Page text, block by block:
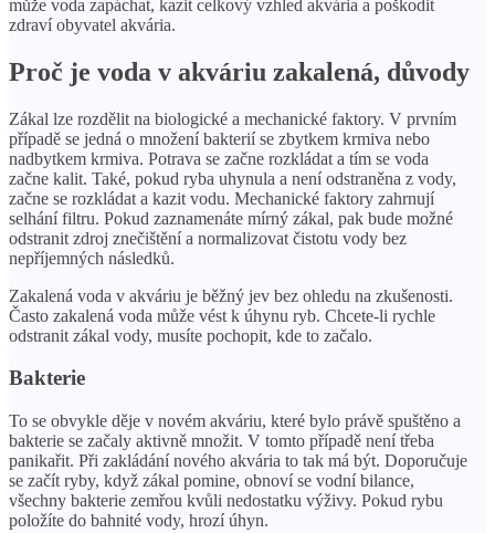
může voda zapáchat, kazit celkový vzhled akvária a poškodit
zdraví obyvatel akvária.
Proč je voda v akváriu zakalená, důvody
Zákal lze rozdělit na biologické a mechanické faktory. V prvním
případě se jedná o množení bakterií se zbytkem krmiva nebo
nadbytkem krmiva. Potrava se začne rozkládat a tím se voda
začne kalit. Také, pokud ryba uhynula a není odstraněna z vody,
začne se rozkládat a kazit vodu. Mechanické faktory zahrnují
selhání filtru. Pokud zaznamenáte mírný zákal, pak bude možné
odstranit zdroj znečištění a normalizovat čistotu vody bez
nepříjemných následků.
Zakalená voda v akváriu je běžný jev bez ohledu na zkušenosti.
Často zakalená voda může vést k úhynu ryb. Chcete-li rychle
odstranit zákal vody, musíte pochopit, kde to začalo.
Bakterie
To se obvykle děje v novém akváriu, které bylo právě spuštěno a
bakterie se začaly aktivně množit. V tomto případě není třeba
panikařit. Při zakládání nového akvária to tak má být. Doporučuje
se začít ryby, když zákal pomine, obnoví se vodní bilance,
všechny bakterie zemřou kvůli nedostatku výživy. Pokud rybu
položíte do bahnité vody, hrozí úhyn.